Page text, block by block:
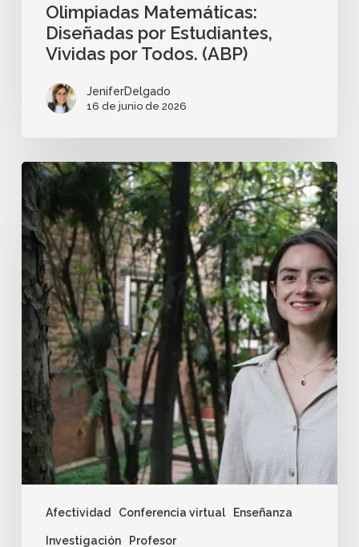
Olimpiadas Matemáticas:
Diseñadas por Estudiantes,
Vividas por Todos. (ABP)
JeniferDelgado
16 de junio de 2026
Afectividad Conferencia virtual Enseñanza
Investigación Profesor